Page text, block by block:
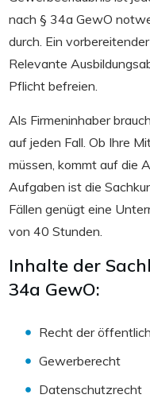
nach § 34a GewO
durch. Ein
Relevante
Pflicht befreien.
Als Firmeninhaber
auf jeden Fall. Ob Ihre
müssen, kommt auf die
Aufgaben ist die
Fällen genügt eine
von 40 Stunden.
Inhalte der
34a GewO:
Recht der
Gewerberecht
Datenschutzrecht